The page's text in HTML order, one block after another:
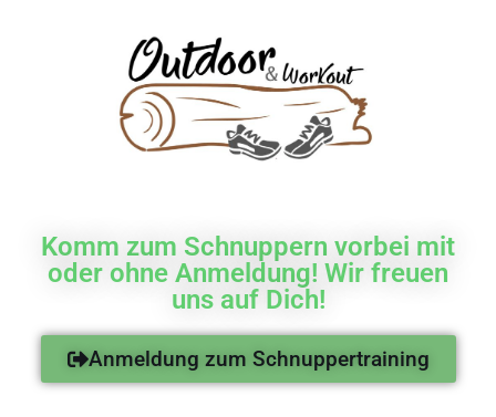
Komm zum Schnuppern vorbei mit
oder ohne Anmeldung! Wir freuen
uns auf Dich!
Anmeldung zum Schnuppertraining